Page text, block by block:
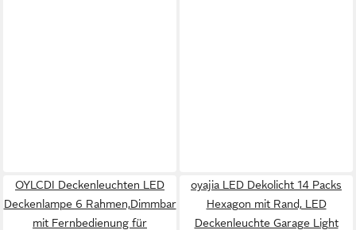
OYLCDI Deckenleuchten LED
Deckenlampe 6 Rahmen,Dimmbar
mit Fernbedienung für
oyajia LED Dekolicht 14 Packs
Hexagon mit Rand, LED
Deckenleuchte Garage Light